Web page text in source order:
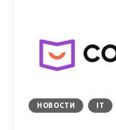
НОВОСТИ IT